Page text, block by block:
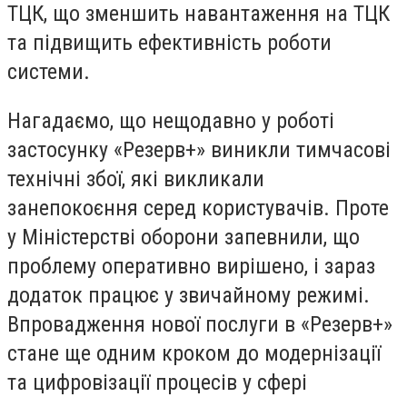
ТЦК, що зменшить навантаження на ТЦК
та підвищить ефективність роботи
системи.
Нагадаємо, що нещодавно у роботі
застосунку «Резерв+» виникли тимчасові
технічні збої, які викликали
занепокоєння серед користувачів. Проте
у Міністерстві оборони запевнили, що
проблему оперативно вирішено, і зараз
додаток працює у звичайному режимі.
Впровадження нової послуги в «Резерв+»
стане ще одним кроком до модернізації
та цифровізації процесів у сфері